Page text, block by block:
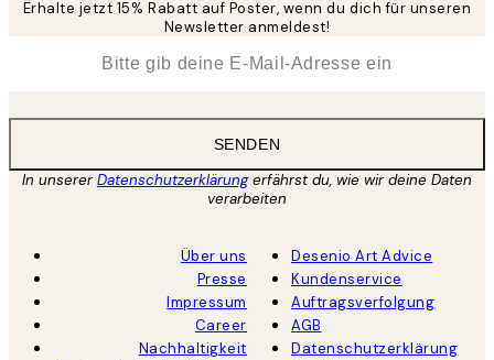
Erhalte jetzt 15% Rabatt auf Poster, wenn du dich für unseren
Newsletter anmeldest!
SENDEN
In unsererDatenschutzerklärungerfährst du, wie wir deine Daten
verarbeiten
Über uns
Presse
Impressum
Career
Nachhaltigkeit
Desenio Art Advice
Kundenservice
Auftragsverfolgung
AGB
Datenschutzerklärung